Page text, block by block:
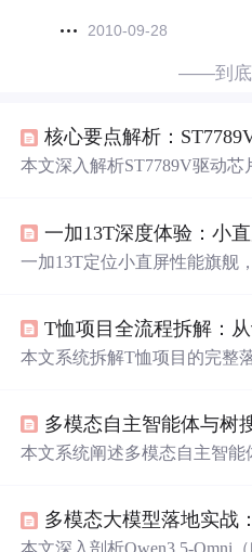
2010-09-28
——到
本文深入解析ST7789V驱动芯
区域刷新等优化策略，帮助开
慢等问题，提升显示性能与稳
一加13T定位小直屏性能旗舰
池带来的重量控制、
粉配色的质感表达。适用于追
本文系统拆解T恤项目的完整
料选型、丝网印刷/数码直喷
样、AQL品控、包装发货）及
化落地方法论。
本文系统阐述多模态自主智
缺失与DOM动态性问题；树
与剪枝机制，提升任务鲁棒性